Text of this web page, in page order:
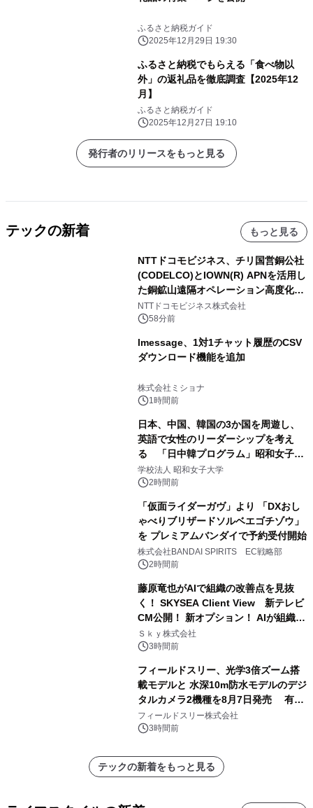
ふるさと納税ガイド
2025年12月29日 19:30
ふるさと納税でもらえる「食べ物以
外」の返礼品を徹底調査【2025年12
月】
ふるさと納税ガイド
2025年12月27日 19:10
発行者のリリースをもっと見る
テックの新着 もっと見る
NTTドコモビジネス、チリ国営銅公社
(CODELCO)とIOWN(R) APNを活用し
た銅鉱山遠隔オペレーション高度化に
向けた調査・実証を開始
NTTドコモビジネス株式会社
58分前
lmessage、1対1チャット履歴のCSV
ダウンロード機能を追加
株式会社ミショナ
1時間前
日本、中国、韓国の3か国を周遊し、
英語で女性のリーダーシップを考え
る 「日中韓プログラム」昭和女子大
学で開催
学校法人 昭和女子大学
2時間前
「仮面ライダーガヴ」より 「DXおし
ゃべりブリザードソルベエゴチゾウ」
を プレミアムバンダイで予約受付開始
株式会社BANDAI SPIRITS EC戦略部
2時間前
藤原竜也がAIで組織の改善点を見抜
く！ SKYSEA Client View 新テレビ
CM公開！ 新オプション！ AIが組織の
業務実態を分析し労務改善を支援。 藤
原竜也メイキング動画公開 「もしAIが
る自信がある」「昨年の夏はカブトム
シを捕まえたり、虫と戦ったり…」
Ｓｋｙ株式会社
3時間前
フィールドスリー、光学3倍ズーム搭
載モデルと 水深10m防水モデルのデジ
タルカメラ2機種を8月7日発売 有効
約1300万画素、用途別に選べるコンデ
ジ新登場
フィールドスリー株式会社
3時間前
テックの新着をもっと見る